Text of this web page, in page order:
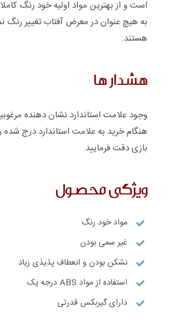
است و از بهترین مواد اولیه خود رنگ
به هیچ عنوان در معرض آفتاب تغییر رنگ
هستند.
هشدار ها
وجود علامت استاندارد نشان دهنده
هنگام خرید به علامت استاندارد درج
بازی دقت فرمایید.
ویژگی محصول
مواد خود رنگ
غیر سمی بودن
نشکن بودن و انعطاف پذیذی زیاد
استفاده از مواد ABS درجه یک
دارای گیربکس قدرتی